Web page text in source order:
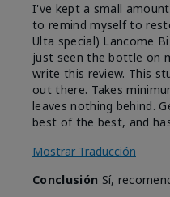
I've kept a small
to remind myself to
Ulta special) Lancome
just seen the bottle on
write this review. This
out there. Takes
leaves nothing behind.
best of the best, and
Mostrar Traducción
Conclusión Sí,